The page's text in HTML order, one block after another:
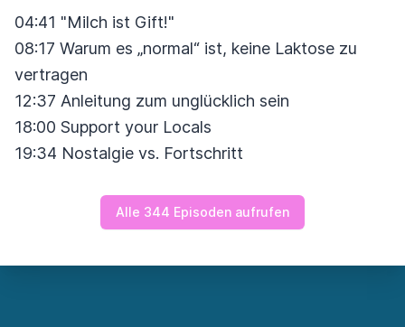
04:41 "Milch ist Gift!"
08:17 Warum es „normal“ ist, keine Laktose zu
vertragen
12:37 Anleitung zum unglücklich sein
18:00 Support your Locals
19:34 Nostalgie vs. Fortschritt
Alle 344 Episoden aufrufen